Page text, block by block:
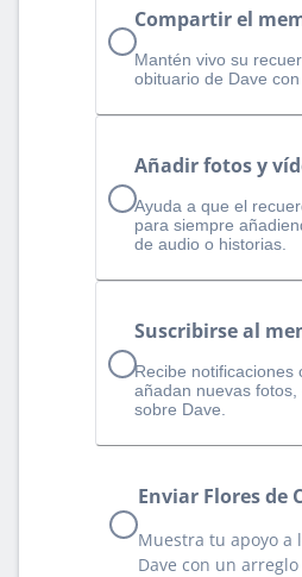
Compartir el
Mantén vivo su
obituario de Dave con
Añadir fotos y
Ayuda a que el
para siempre
de audio o historias.
Suscribirse al
Recibe notificaciones
añadan nuevas
sobre Dave.
Enviar Flores de
Muestra tu apoyo a
Dave con un